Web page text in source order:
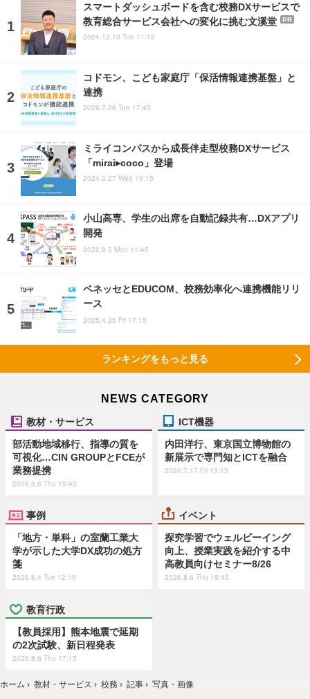
スマートダッシュボードを含む校務DXサービスで
教育総合サービス会社への変化に挑む文溪堂
PR
2024.12.10 Tue 11:15
コドモン、こども家庭庁「保活情報連携基盤」と
連携
2026.7.28 Tue 17:45
ミライコンパスから成長伴走型校務DXサービス
「mirai▸coco」登場
2024.3.27 Wed 19:15
小山高専、学生の出席を自動記録共有…DXアプリ
開発
2022.9.5 Mon 11:45
ベネッセとEDUCOM、校務効率化へ連携機能リリ
ース
2025.4.25 Fri 17:15
ランキングをもっと見る
NEWS CATEGORY
教材・サービス
部活動地域移行、指導の質を
可視化…CIN GROUPとFCEが
業務提携
2026.8.6 Thu 15:45
ICT機器
内田洋行、東京国立博物館の
新展示で専門知とICTを融合
2026.7.17 Fri 13:15
事例
「地方・単科」の室蘭工業大
学が示した大学DX成功の処方
箋
2026.8.4 Tue 12:15
イベント
探究学習でウェルビーイング
向上、授業実践を紹介する中
高教員向けセミナー8/26
2026.8.6 Thu 18:45
教育行政
【教員採用】熊本地震で延期
の2次試験、新日程発表
2026.8.6 Thu 17:15
ホーム › 教材・サービス › 校務 › 記事 › 写真・画像